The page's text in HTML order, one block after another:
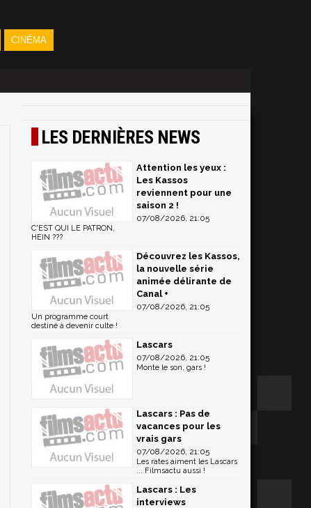
CINÉMA
LES DERNIÈRES NEWS
Attention les yeux :
Les Kassos
reviennent pour une
saison 2 !
07/08/2026, 21:05
C'EST QUI LE PATRON,
HEIN ???
Découvrez les Kassos,
la nouvelle série
animée délirante de
Canal +
07/08/2026, 21:05
Un programme court
destiné à devenir culte !
Lascars
07/08/2026, 21:05
Monte le son, gars !
Lascars : Pas de
vacances pour les
vrais gars
07/08/2026, 21:05
Les rates aiment les Lascars
... Filmsactu aussi !
Lascars : Les
interviews